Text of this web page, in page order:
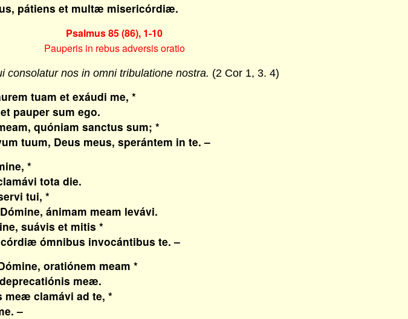
pátiens et multæ misericórdiæ.
Psalmus 85 (86), 1-10
Pauperis in rebus adversis oratio
consolatur nos in omni tribulatione nostra. (2 Cor 1, 3. 4)
tuam et exáudi me, *
pauper sum ego.
quóniam sanctus sum; *
tuum, Deus meus, sperántem in te. –
*
tota die.
tui, *
ánimam meam levávi.
suávis et mitis *
ómnibus invocántibus te. –
oratiónem meam *
meæ.
meæ clamávi ad te, *
–